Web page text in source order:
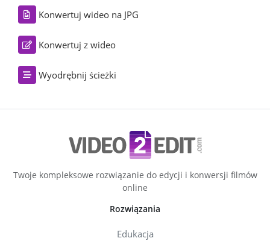
Konwertuj wideo na JPG
Konwertuj z wideo
Wyodrębnij ścieżki
Twoje kompleksowe rozwiązanie do edycji i konwersji filmów
online
Rozwiązania
Edukacja